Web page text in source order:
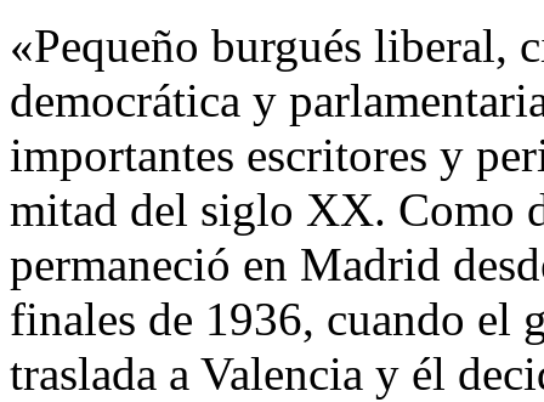
«Pequeño burgués liberal,
democrática y
importantes escritores y
mitad del siglo XX. Como
permaneció en Madrid
finales de 1936, cuando el
traslada a Valencia y él